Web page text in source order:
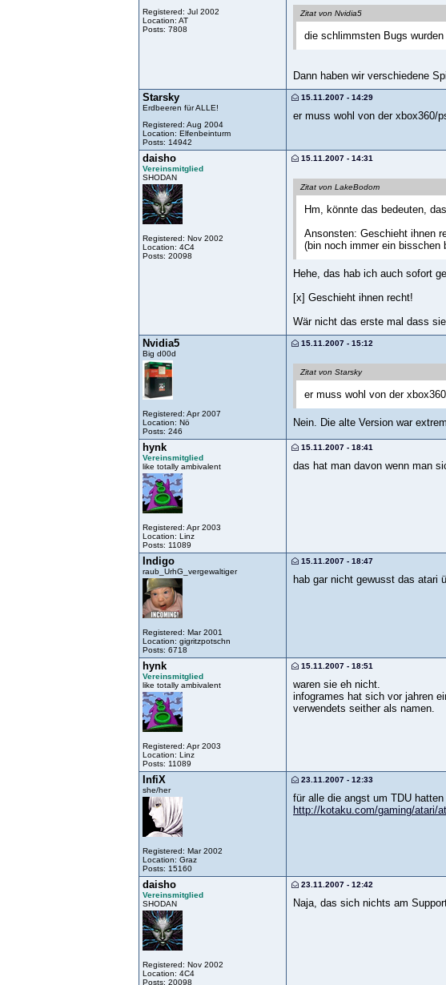
Registered: Jul 2002
Location: AT
Posts: 7808
Zitat von Nvidia5
die schlimmsten Bugs
Dann haben wir verschiedene
Starsky
Erdbeeren für ALLE!
Registered: Aug 2004
Location: Elfenbeinturm
Posts: 14942
15.11.2007 - 14:29
er muss wohl von der xbox360/
daisho
Vereinsmitglied
SHODAN
Registered: Nov 2002
Location: 4C4
Posts: 20098
15.11.2007 - 14:31
Zitat von LakeBodom
Hm, könnte das bedeuten,
Ansonsten: Geschieht ihnen
(bin noch immer ein bisschen
Hehe, das hab ich auch sofort
[x] Geschieht ihnen recht!
Wär nicht das erste mal dass
Nvidia5
Big d00d
Registered: Apr 2007
Location: Nö
Posts: 246
15.11.2007 - 15:12
Zitat von Starsky
er muss wohl von der
Nein. Die alte Version war
hynk
Vereinsmitglied
like totally ambivalent
Registered: Apr 2003
Location: Linz
Posts: 11089
15.11.2007 - 18:41
das hat man davon wenn man
Indigo
raub_UrhG_vergewaltiger
Registered: Mar 2001
Location: gigritzpotschn
Posts: 6718
15.11.2007 - 18:47
hab gar nicht gewusst das atari
hynk
Vereinsmitglied
like totally ambivalent
Registered: Apr 2003
Location: Linz
Posts: 11089
15.11.2007 - 18:51
waren sie eh nicht.
infogrames hat sich vor jahren
verwendets seither als namen.
InfiX
she/her
Registered: Mar 2002
Location: Graz
Posts: 15160
23.11.2007 - 12:33
für alle die angst um TDU hatten
http://kotaku.com/gaming/atari/
daisho
Vereinsmitglied
SHODAN
Registered: Nov 2002
Location: 4C4
Posts: 20098
23.11.2007 - 12:42
Naja, das sich nichts am